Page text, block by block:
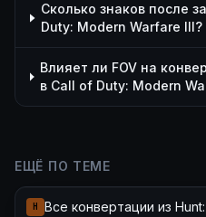
Сколько знаков после
Duty: Modern Warfare III?
Влияет ли FOV на
в Call of Duty: Modern
ЕЩЁ ПО ТЕМЕ
H Все конвертации из